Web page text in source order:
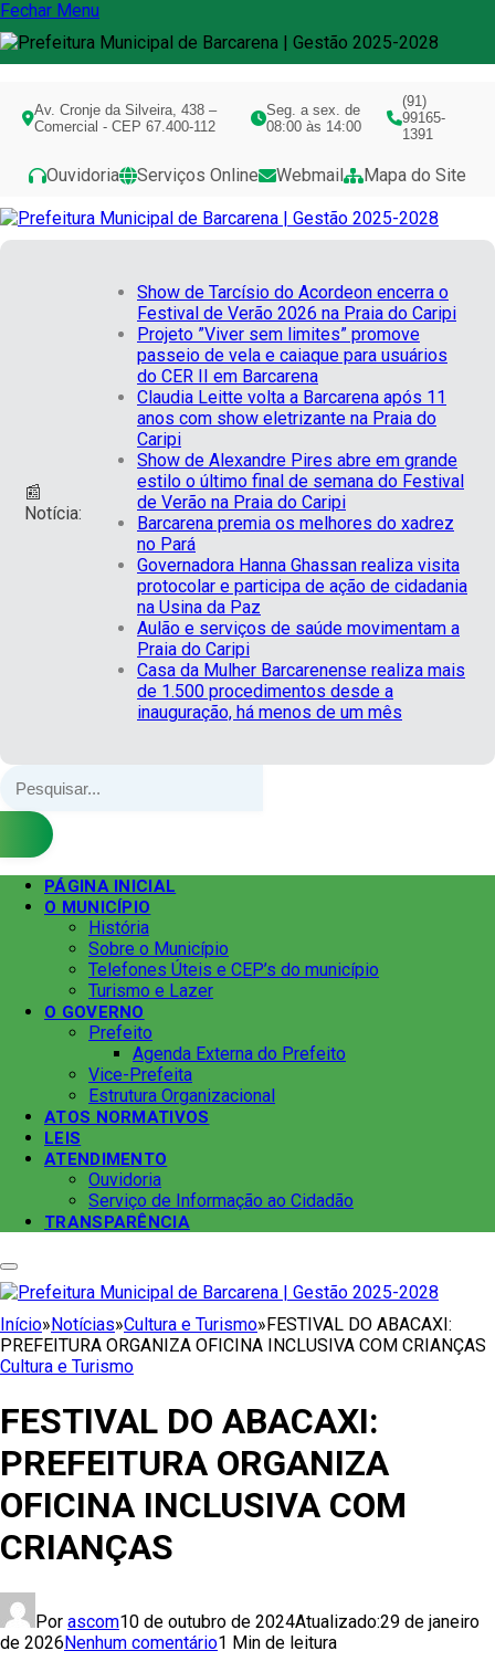
Fechar Menu
Av. Cronje da Silveira, 438 –
Comercial - CEP 67.400-112
Seg. a sex. de
08:00 às 14:00
(91)
99165-
1391
Ouvidoria Serviços Online Webmail Mapa do Site
📰
Notícia:
Show de Tarcísio do Acordeon encerra o
Festival de Verão 2026 na Praia do Caripi
Projeto ”Viver sem limites” promove
passeio de vela e caiaque para usuários
do CER II em Barcarena
Claudia Leitte volta a Barcarena após 11
anos com show eletrizante na Praia do
Caripi
Show de Alexandre Pires abre em grande
estilo o último final de semana do Festival
de Verão na Praia do Caripi
Barcarena premia os melhores do xadrez
no Pará
Governadora Hanna Ghassan realiza visita
protocolar e participa de ação de cidadania
na Usina da Paz
Aulão e serviços de saúde movimentam a
Praia do Caripi
Casa da Mulher Barcarenense realiza mais
de 1.500 procedimentos desde a
inauguração, há menos de um mês
PÁGINA INICIAL
O MUNICÍPIO
História
Sobre o Município
Telefones Úteis e CEP’s do município
Turismo e Lazer
O GOVERNO
Prefeito
Agenda Externa do Prefeito
Vice-Prefeita
Estrutura Organizacional
ATOS NORMATIVOS
LEIS
ATENDIMENTO
Ouvidoria
Serviço de Informação ao Cidadão
TRANSPARÊNCIA
Início»Notícias»Cultura e Turismo»FESTIVAL DO ABACAXI:
PREFEITURA ORGANIZA OFICINA INCLUSIVA COM CRIANÇAS
Cultura e Turismo
FESTIVAL DO ABACAXI:
PREFEITURA ORGANIZA
OFICINA INCLUSIVA COM
CRIANÇAS
Por ascom10 de outubro de 2024Atualizado:29 de janeiro
de 2026Nenhum comentário1 Min de leitura